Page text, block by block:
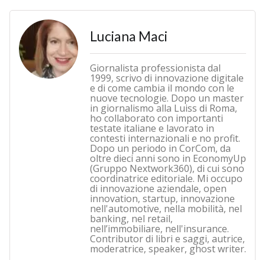
Luciana Maci
Giornalista professionista dal
1999, scrivo di innovazione digitale
e di come cambia il mondo con le
nuove tecnologie. Dopo un master
in giornalismo alla Luiss di Roma,
ho collaborato con importanti
testate italiane e lavorato in
contesti internazionali e no profit.
Dopo un periodo in CorCom, da
oltre dieci anni sono in EconomyUp
(Gruppo Nextwork360), di cui sono
coordinatrice editoriale. Mi occupo
di innovazione aziendale, open
innovation, startup, innovazione
nell'automotive, nella mobilità, nel
banking, nel retail,
nell’immobiliare, nell'insurance.
Contributor di libri e saggi, autrice,
moderatrice, speaker, ghost writer.